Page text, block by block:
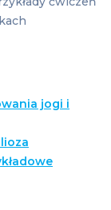
jogi i